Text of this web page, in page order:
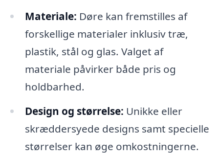
Materiale: Døre kan fremstilles af
forskellige materialer inklusiv træ,
plastik, stål og glas. Valget af
materiale påvirker både pris og
holdbarhed.
Design og størrelse: Unikke eller
skræddersyede designs samt specielle
størrelser kan øge omkostningerne.